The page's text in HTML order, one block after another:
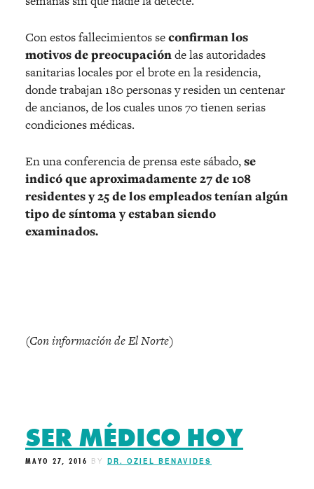
Con estos fallecimientos seconfirman los
motivos de preocupaciónde las autoridades
sanitarias locales por el brote en la residencia,
donde trabajan 180 personas y residen un centenar
de ancianos, de los cuales unos 70 tienen serias
condiciones médicas.
En una conferencia de prensa este sábado,se
indicó que aproximadamente 27 de 108
residentes y 25 de los empleados tenían algún
tipo de síntoma y estaban siendo
examinados.
(Con información de El Norte)
SER MÉDICO HOY
MAYO 27, 2016 BY DR. OZIEL BENAVIDES